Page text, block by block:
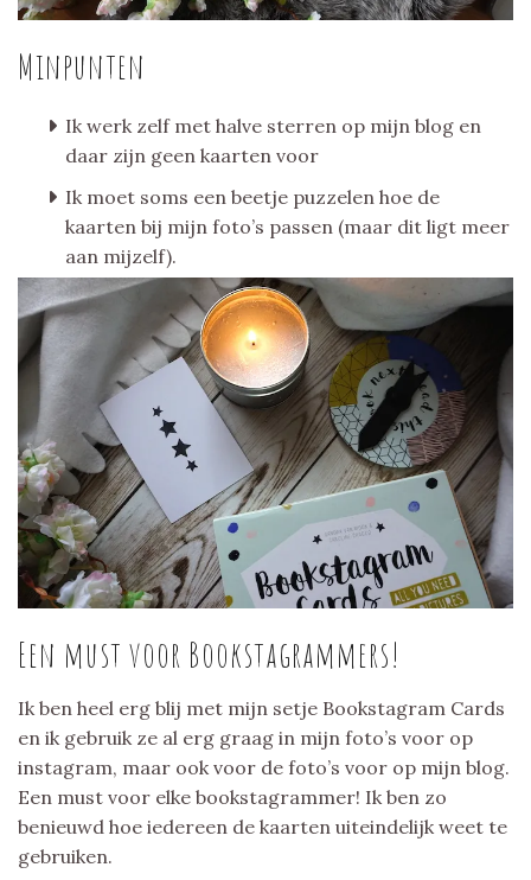
Minpunten
Ik werk zelf met halve sterren op mijn blog en
daar zijn geen kaarten voor
Ik moet soms een beetje puzzelen hoe de
kaarten bij mijn foto’s passen (maar dit ligt meer
aan mijzelf).
Een must voor Bookstagrammers!
Ik ben heel erg blij met mijn setje Bookstagram Cards
en ik gebruik ze al erg graag in mijn foto’s voor op
instagram, maar ook voor de foto’s voor op mijn blog.
Een must voor elke bookstagrammer! Ik ben zo
benieuwd hoe iedereen de kaarten uiteindelijk weet te
gebruiken.